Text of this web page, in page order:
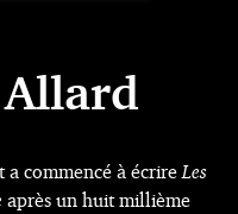
a commencé à écrire Les
après un huit millième